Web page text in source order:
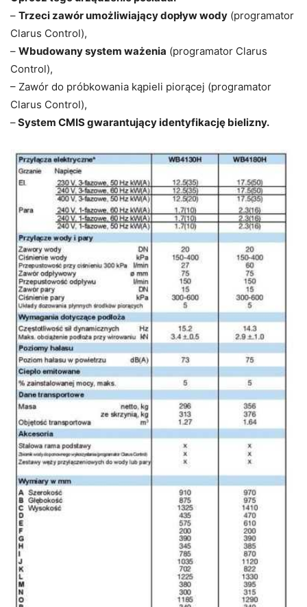
– Trzeci zawór umożliwiający dopływ wody (programator
Clarus Control),
– Wbudowany system ważenia (programator Clarus
Control),
– Zawór do próbkowania kąpieli piorącej (programator
Clarus Control),
–System CMIS gwarantujący identyfikację bielizny.